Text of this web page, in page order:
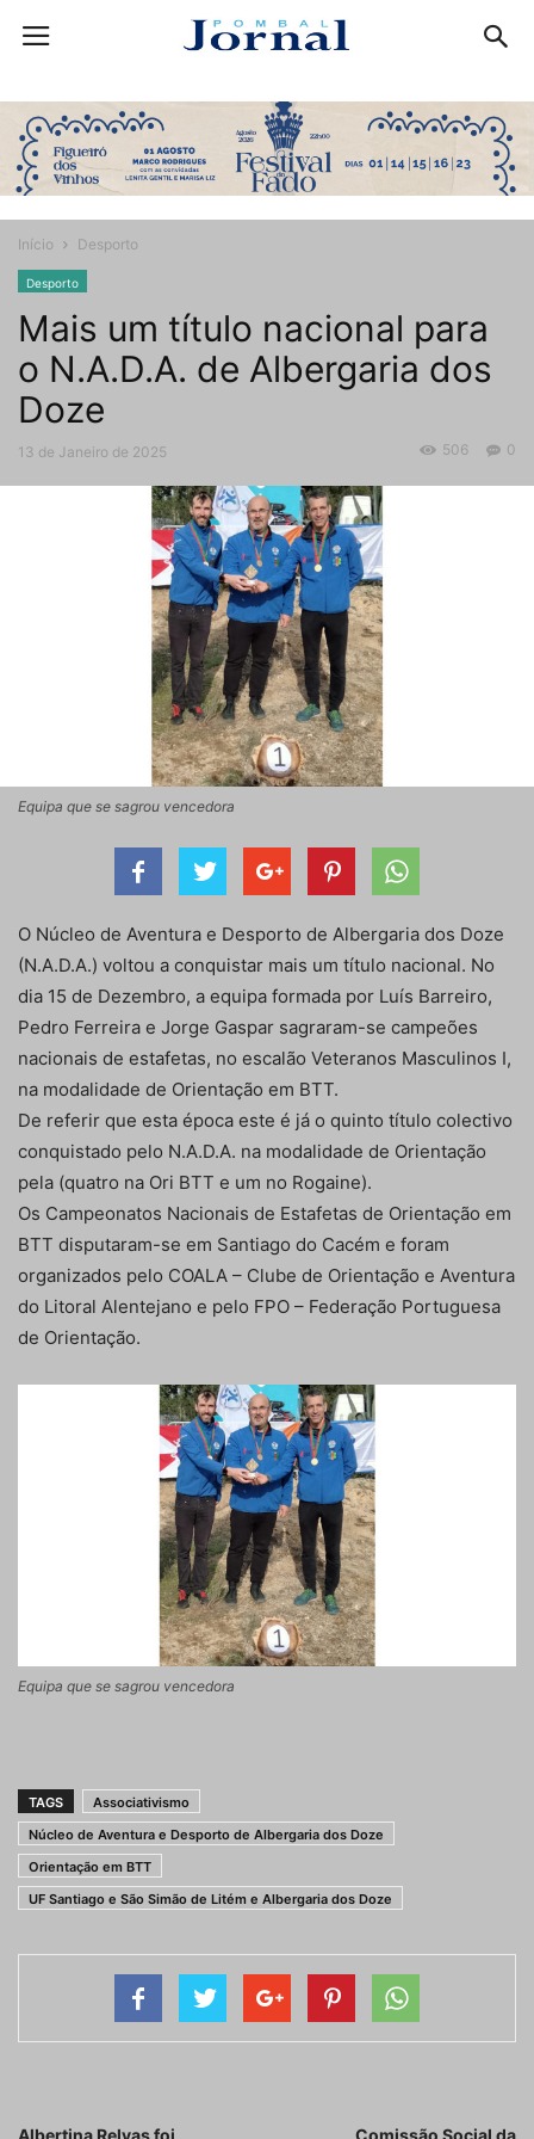
Início Desporto
Desporto
Mais um título nacional para
o N.A.D.A. de Albergaria dos
Doze
13 de Janeiro de 2025 0
506
Equipa que se sagrou vencedora
O Núcleo de Aventura e Desporto de Albergaria dos Doze
(N.A.D.A.) voltou a conquistar mais um título nacional. No
dia 15 de Dezembro, a equipa formada por Luís Barreiro,
Pedro Ferreira e Jorge Gaspar sagraram-se campeões
nacionais de estafetas, no escalão Veteranos Masculinos I,
na modalidade de Orientação em BTT.
De referir que esta época este é já o quinto título colectivo
conquistado pelo N.A.D.A. na modalidade de Orientação
pela (quatro na Ori BTT e um no Rogaine).
Os Campeonatos Nacionais de Estafetas de Orientação em
BTT disputaram-se em Santiago do Cacém e foram
organizados pelo COALA – Clube de Orientação e Aventura
do Litoral Alentejano e pelo FPO – Federação Portuguesa
de Orientação.
Equipa que se sagrou vencedora
TAGS
Associativismo
Núcleo de Aventura e Desporto de Albergaria dos Doze
Orientação em BTT
UF Santiago e São Simão de Litém e Albergaria dos Doze
Albertina Relvas foi Comissão Social da